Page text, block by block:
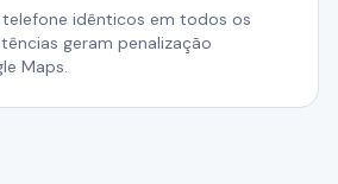
idênticos em todos os
geram penalização
Maps.